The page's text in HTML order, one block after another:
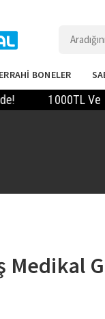
BONELER
1000TL Ve
Medikal